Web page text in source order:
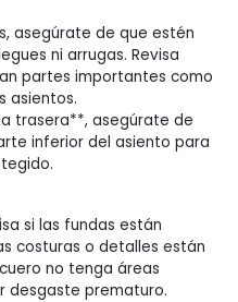
asegúrate de que estén
ni arrugas. Revisa
partes importantes como
asientos.
trasera**, asegúrate de
inferior del asiento para
si las fundas están
costuras o detalles están
no tenga áreas
desgaste prematuro.